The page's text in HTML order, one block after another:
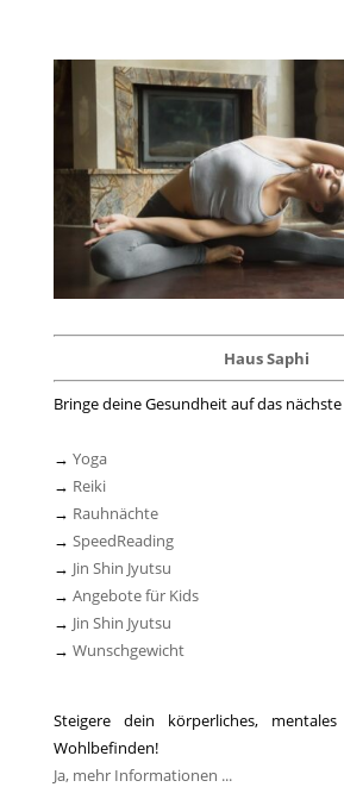
Haus Saphi
Bringe deine Gesundheit auf das nächste
→ Yoga
→ Reiki
→ Rauhnächte
→ SpeedReading
→ Jin Shin Jyutsu
→ Angebote für Kids
→ Jin Shin Jyutsu
→ Wunschgewicht
Steigere dein körperliches,
Wohlbefinden!
Ja, mehr Informationen ...